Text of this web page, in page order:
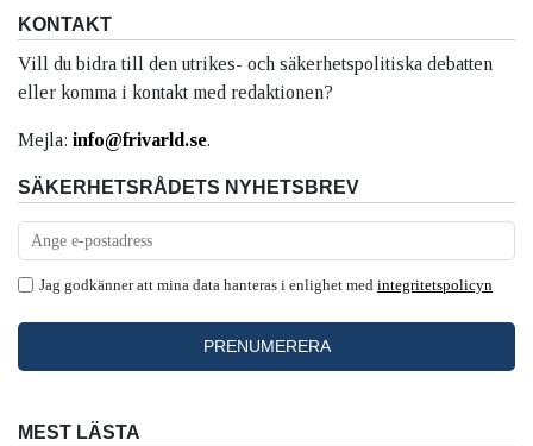
KONTAKT
Vill du bidra till den utrikes- och säkerhetspolitiska debatten
eller komma i kontakt med redaktionen?
Mejla: info@frivarld.se.
SÄKERHETSRÅDETS NYHETSBREV
Jag godkänner att mina data hanteras i enlighet med integritetspolicyn
MEST LÄSTA